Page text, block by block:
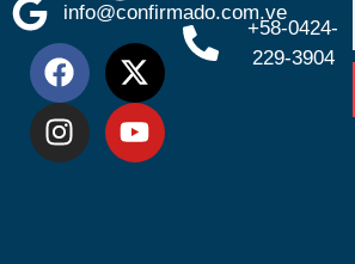
info@confirmado.com.ve
+58-0424-
229-3904